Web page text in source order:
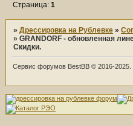
Страница:1
»Дрессировка на Рублевке »
»GRANDORF - обновленная
Скидки.
Сервис форумов BestBB © 2016-2025.